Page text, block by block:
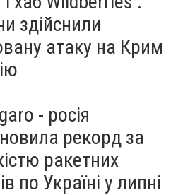
здійснили
атаку на Крим
- росія
рекорд за
ракетних
по Україні у липні